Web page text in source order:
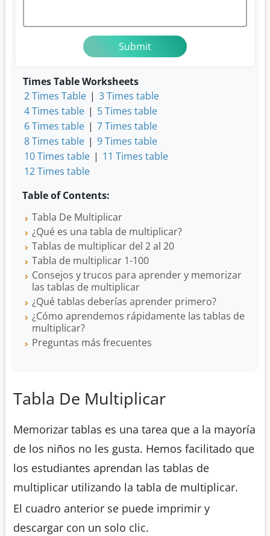
Times Table Worksheets
2 Times Table | 3 Times table
4 Times table | 5 Times table
6 Times table | 7 Times table
8 Times table | 9 Times table
10 Times table | 11 Times table
12 Times table
Table of Contents:
Tabla De Multiplicar
¿Qué es una tabla de multiplicar?
Tablas de multiplicar del 2 al 20
Tabla de multiplicar 1-100
Consejos y trucos para aprender y memorizar
las tablas de multiplicar
¿Qué tablas deberías aprender primero?
¿Cómo aprendemos rápidamente las tablas de
multiplicar?
Preguntas más frecuentes
Tabla De Multiplicar
Memorizar tablas es una tarea que a la mayoría
de los niños no les gusta. Hemos facilitado que
los estudiantes aprendan las tablas de
multiplicar utilizando la tabla de multiplicar.
El cuadro anterior se puede imprimir y
descargar con un solo clic.